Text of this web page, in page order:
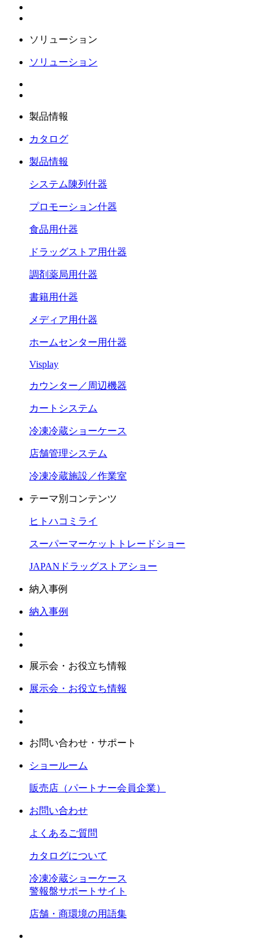
ソリューション
ソリューション
製品情報
カタログ
製品情報
システム陳列什器
プロモーション什器
食品用什器
ドラッグストア用什器
調剤薬局用什器
書籍用什器
メディア用什器
ホームセンター用什器
Visplay
カウンター／周辺機器
カートシステム
冷凍冷蔵ショーケース
店舗管理システム
冷凍冷蔵施設／作業室
テーマ別コンテンツ
ヒトハコミライ
スーパーマーケットトレードショー
JAPANドラッグストアショー
納入事例
納入事例
展示会・お役立ち情報
展示会・お役立ち情報
お問い合わせ・サポート
ショールーム
販売店（パートナー会員企業）
お問い合わせ
よくあるご質問
カタログについて
冷凍冷蔵ショーケース
警報盤サポートサイト
店舗・商環境の用語集